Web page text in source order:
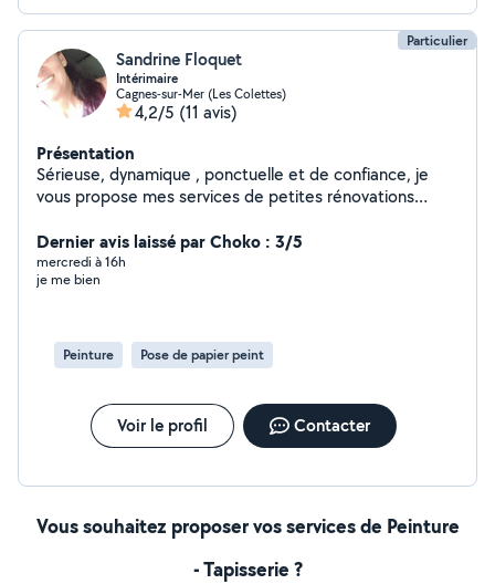
Particulier
Sandrine Floquet
Intérimaire
Cagnes-sur-Mer (Les Colettes)
4,2/5 (11 avis)
Présentation
Sérieuse, dynamique , ponctuelle et de confiance, je
vous propose mes services de petites rénovations
repassage . *** Parfois je n'arrive pas à répondre aux
messages du fait de ne pas être en périmètre premier .
Veuillez m'en excuser.
Dernier avis laissé par Choko : 3/5
mercredi à 16h
je me bien
Peinture Pose de papier peint
Voir le profil Contacter
Vous souhaitez proposer vos services de Peinture
- Tapisserie ?